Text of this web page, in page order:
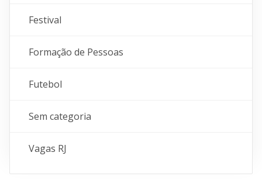
Festival
Formação de Pessoas
Futebol
Sem categoria
Vagas RJ